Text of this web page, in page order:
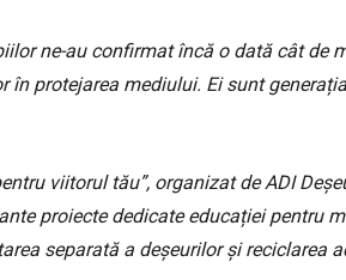
ne-au confirmat încă o dată cât de
în protejarea mediului. Ei sunt
viitorul tău”, organizat de ADI
proiecte dedicate educației pentru
separată a deșeurilor și reciclarea